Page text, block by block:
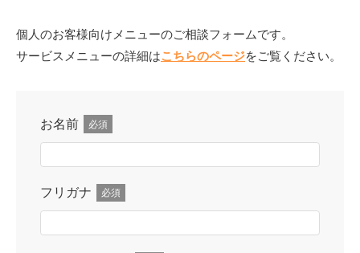
個人のお客様向けメニューのご相談フォームです。
サービスメニューの詳細はこちらのページをご覧ください。
お名前 必須
フリガナ 必須